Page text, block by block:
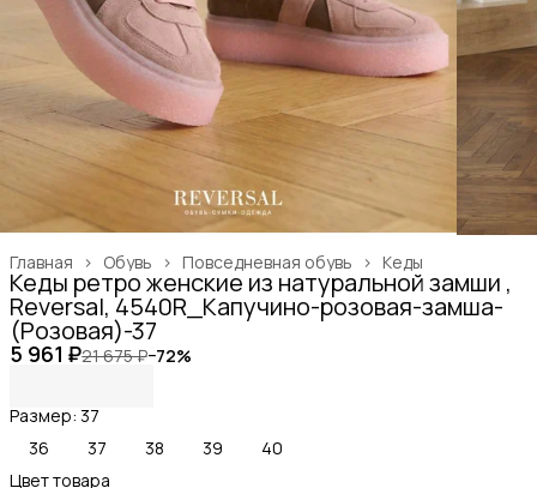
Кеды
Повседневная обувь ›
Обувь ›
Главная ›
Кеды ретро женские из натуральной замши ,
Reversal, 4540R_Капучино-розовая-замша-
(Розовая)-37
5 961 ₽21 675 ₽−72%
Размер: 37
36
37 38 39
40
Цвет товара